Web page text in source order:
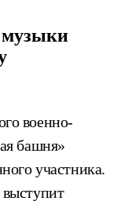
военно-
башня»
участника.